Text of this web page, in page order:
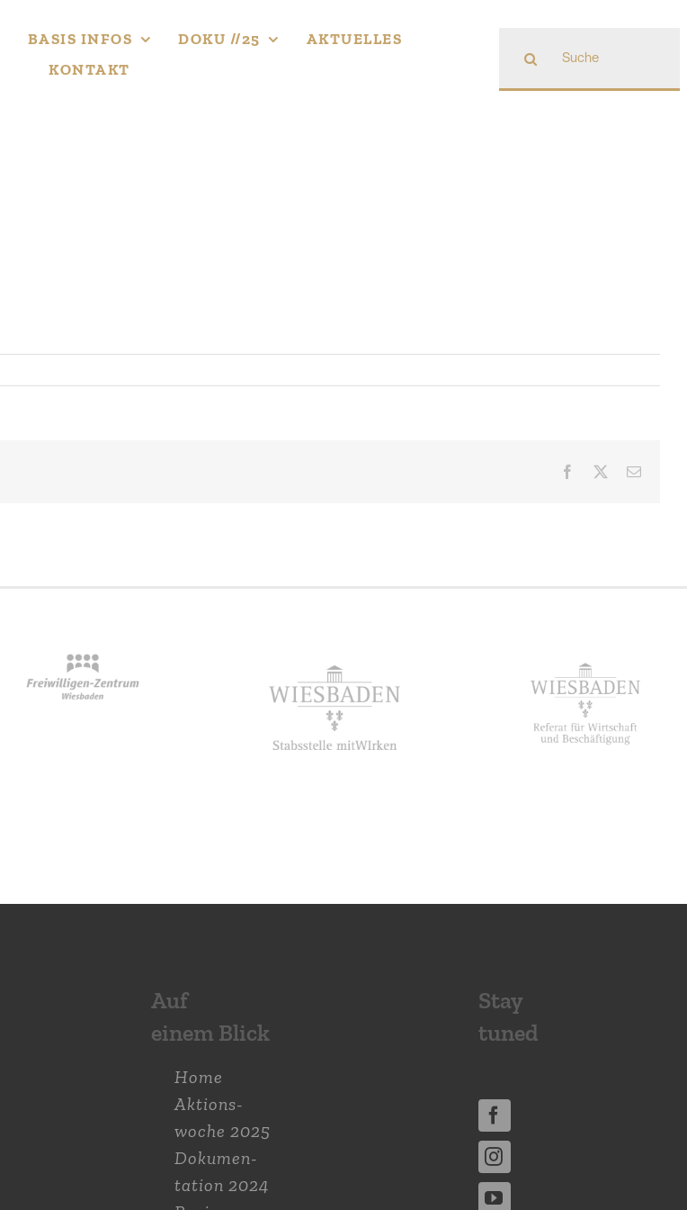
BASIS INFOS DOKU //25
AKTUELLES
KONTAKT
nach:
Facebook
Auf
einem Blick
Home
Aktions­
woche 2025
Dokumen­
tation 2024
Stay
tuned